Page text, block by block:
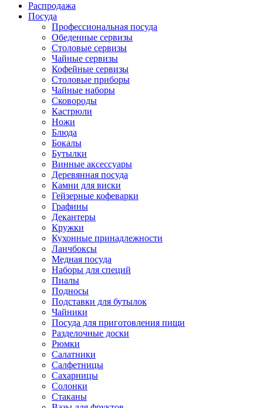
Распродажа
Посуда
Профессиональная посуда
Обеденные сервизы
Столовые сервизы
Чайные сервизы
Кофейные сервизы
Столовые приборы
Чайные наборы
Сковороды
Кастрюли
Ножи
Блюда
Бокалы
Бутылки
Винные аксессуары
Деревянная посуда
Камни для виски
Гейзерные кофеварки
Графины
Декантеры
Кружки
Кухонные принадлежности
Ланчбоксы
Медная посуда
Наборы для специй
Пиалы
Подносы
Подставки для бутылок
Чайники
Посуда для приготовления пищи
Разделочные доски
Рюмки
Салатники
Салфетницы
Сахарницы
Солонки
Стаканы